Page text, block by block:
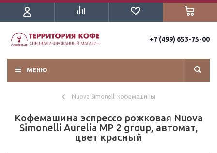
+7 (499) 653-75-00
МЕНЮ
Nuova Simonelli кофемашины
Кофемашина эспрессо рожковая Nuova
Simonelli Aurelia MP 2 group, автомат,
цвет красный